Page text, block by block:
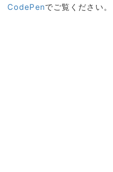
CodePenでご覧ください。